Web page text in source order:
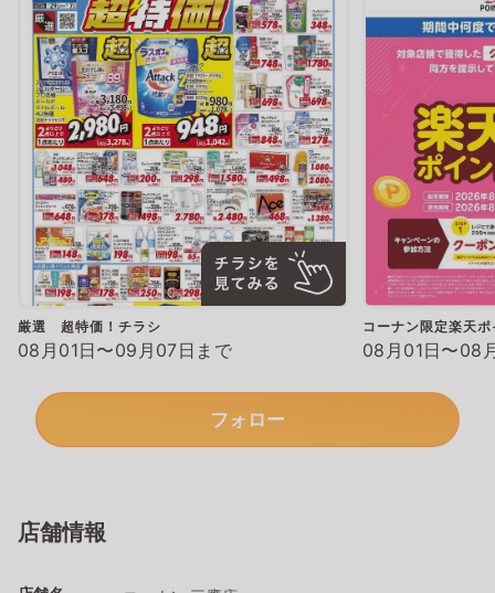
厳選 超特価！チラシ
08月01日〜09月07日まで
コーナン限定楽天
08月01日〜08
フォロー
店舗情報